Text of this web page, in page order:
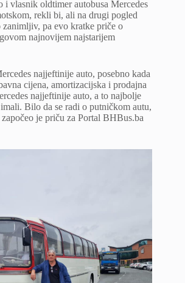
i vlasnik oldtimer autobusa Mercedes
rekli bi, ali na drugi pogled
pa evo kratke priče o
najnovijem najstarijem
najjeftinije auto, posebno kada
cijena, amortizacijska i prodajna
najjeftinije auto, a to najbolje
Bilo da se radi o putničkom autu,
je priču za Portal BHBus.ba